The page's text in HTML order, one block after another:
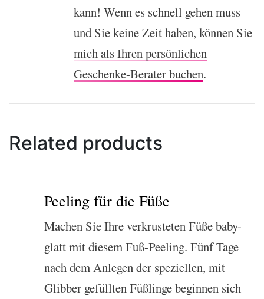
kann! Wenn es schnell gehen muss
und Sie keine Zeit haben, können Sie
mich als Ihren persönlichen
Geschenke-Berater buchen.
Related products
Peeling für die Füße
Machen Sie Ihre verkrusteten Füße baby-
glatt mit diesem Fuß-Peeling. Fünf Tage
nach dem Anlegen der speziellen, mit
Glibber gefüllten Füßlinge beginnen sich